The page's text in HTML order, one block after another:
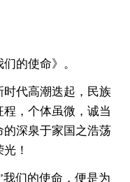
的使命》。
代高潮迭起，民族
，个体虽微，诚当
深泉于家国之浩荡
！
们的使命，便是为